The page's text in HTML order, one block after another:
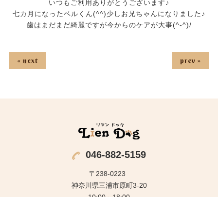
いつもご利用ありがとうございます♪
七カ月になったベルくん(^^)少しお兄ちゃんになりました♪
歯はまだまだ綺麗ですが今からのケアが大事(^-^)/
« next prev »
046-882-5159
〒238-0223
神奈川県三浦市原町3-20